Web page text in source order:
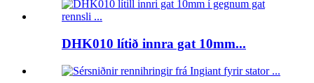
DHK010 lítið innra gat 10mm...